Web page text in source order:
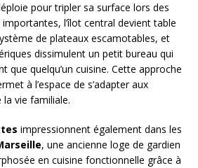
pour tripler sa surface lors des
l’îlot central devient table
de plateaux escamotables, et
dissimulent un petit bureau qui
que quelqu’un cuisine. Cette approche
à l’espace de s’adapter aux
vie familiale.
impressionnent également dans les
, une ancienne loge de gardien
en cuisine fonctionnelle grâce à